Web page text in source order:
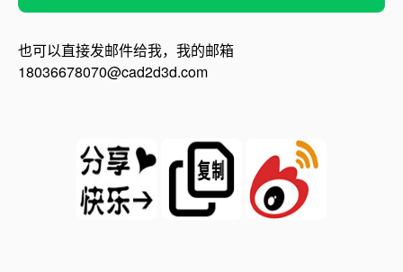
也可以直接发邮件给我，我的邮箱
18036678070@cad2d3d.com